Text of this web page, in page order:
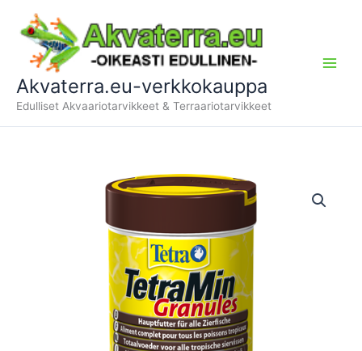
sisältöön
Akvaterra.eu-verkkokauppa
Edulliset Akvaariotarvikkeet & Terraariotarvikkeet